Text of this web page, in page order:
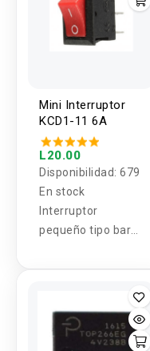
Mini Interruptor
KCD1-11 6A
L20.00
Disponibilidad: 679
En stock
Interruptor
pequeño tipo barco
Arduino.